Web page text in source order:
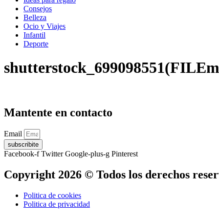
Consejos
Belleza
Ocio y Viajes
Infantil
Deporte
Mantente en contacto
Email
subscribite
Facebook-f Twitter Google-plus-g Pinterest
Copyright 2026 © Todos los derechos
Politica de cookies
Politica de privacidad